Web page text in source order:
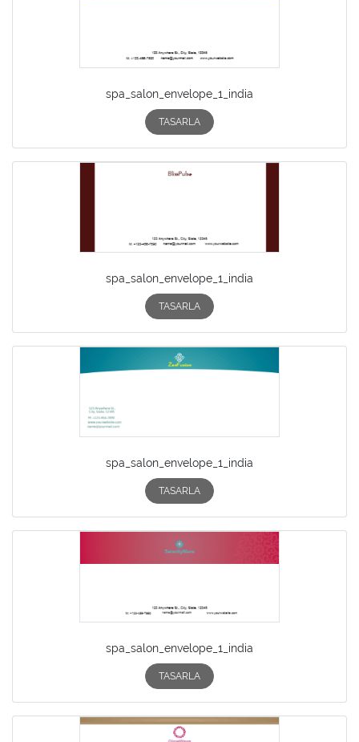
spa_salon_envelope_1_india
TASARLA
spa_salon_envelope_1_india
TASARLA
spa_salon_envelope_1_india
TASARLA
spa_salon_envelope_1_india
TASARLA